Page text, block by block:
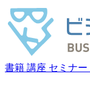
書籍 講座 セミナー